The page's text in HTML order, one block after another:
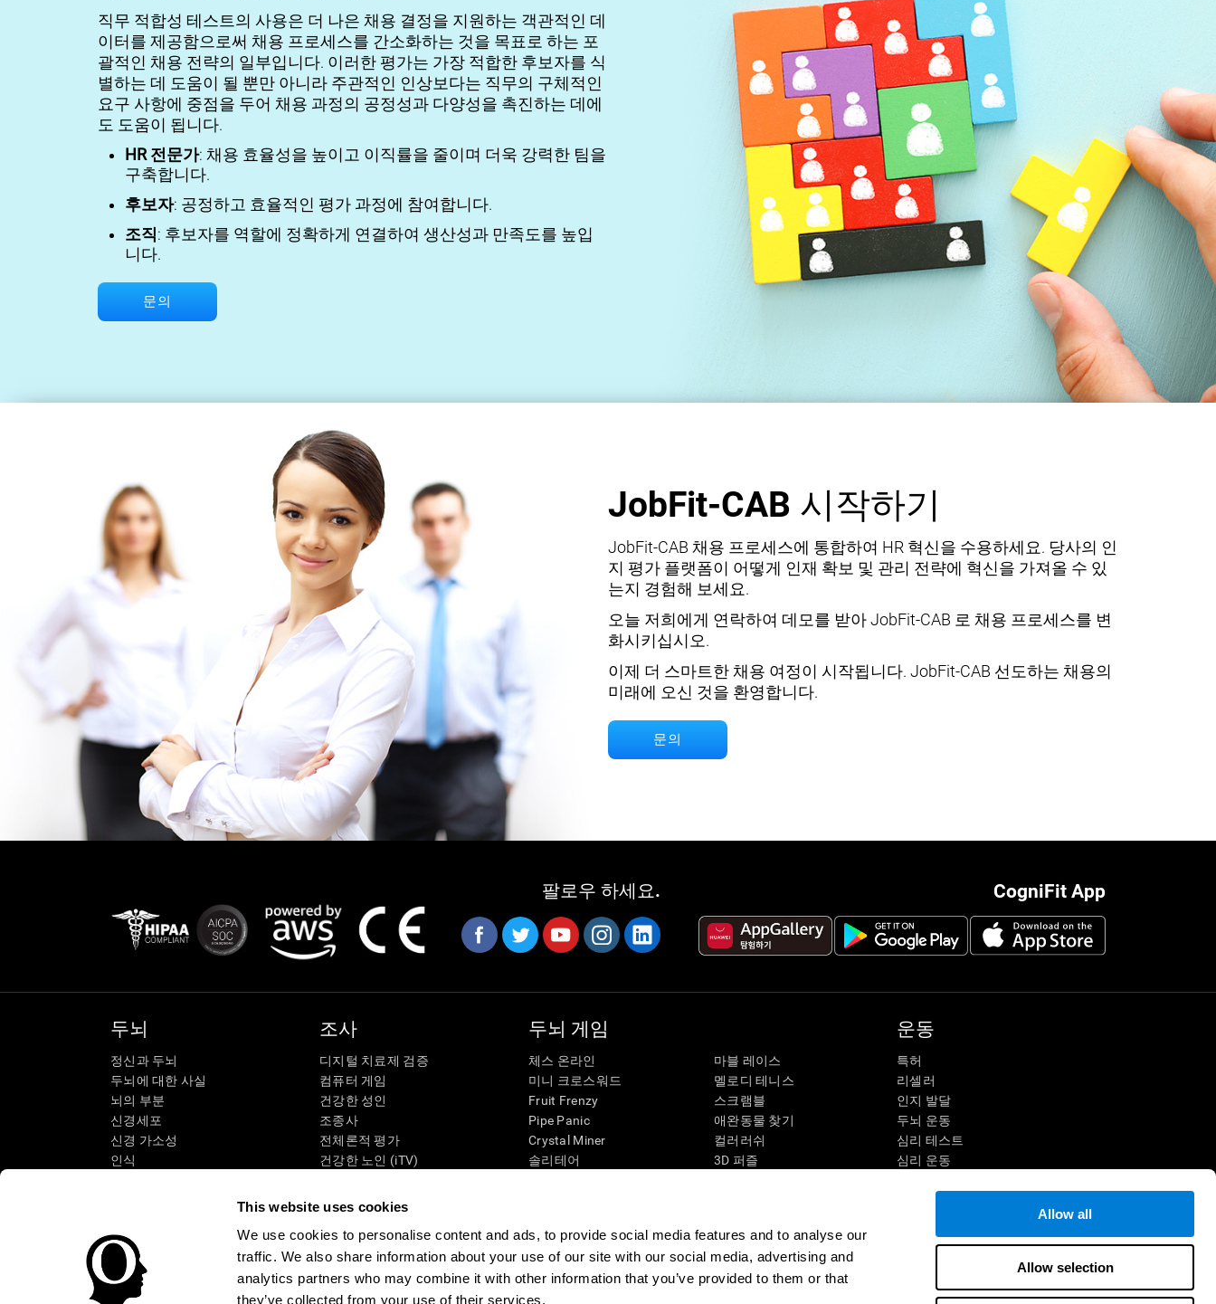
This website uses cookies
We use cookies to personalise content and ads, to provide social media features and to analyse our
traffic. We also share information about your use of our site with our social media, advertising and
analytics partners who may combine it with other information that you’ve provided to them or that
they’ve collected from your use of their services.
Allow all
Allow selection
직무 적합성 테스트의 사용은 더 나은 채용 결정을 지원하는 객관적인 데
이터를 제공함으로써 채용 프로세스를 간소화하는 것을 목표로 하는 포
괄적인 채용 전략의 일부입니다. 이러한 평가는 가장 적합한 후보자를 식
별하는 데 도움이 될 뿐만 아니라 주관적인 인상보다는 직무의 구체적인
요구 사항에 중점을 두어 채용 과정의 공정성과 다양성을 촉진하는 데에
도 도움이 됩니다.
HR 전문가: 채용 효율성을 높이고 이직률을 줄이며 더욱 강력한 팀을
구축합니다.
후보자: 공정하고 효율적인 평가 과정에 참여합니다.
조직: 후보자를 역할에 정확하게 연결하여 생산성과 만족도를 높입
니다.
문의
JobFit-CAB 시작하기
JobFit-CAB 채용 프로세스에 통합하여 HR 혁신을 수용하세요. 당사의 인
지 평가 플랫폼이 어떻게 인재 확보 및 관리 전략에 혁신을 가져올 수 있
는지 경험해 보세요.
오늘 저희에게 연락하여 데모를 받아 JobFit-CAB 로 채용 프로세스를 변
화시키십시오.
이제 더 스마트한 채용 여정이 시작됩니다. JobFit-CAB 선도하는 채용의
미래에 오신 것을 환영합니다.
문의
CogniFit App
팔로우 하세요.
두뇌
정신과 두뇌
두뇌에 대한 사실
뇌의 부분
신경세포
신경 가소성
인식
집행 기능
지각력
주의력
조사
디지털 치료제 검증
컴퓨터 게임
건강한 성인
조종사
전체론적 평가
건강한 노인 (iTV)
노인의 인지 상태
SG4D 분류
두뇌 게임
체스 온라인
미니 크로스워드
Fruit Frenzy
Pipe Panic
Crystal Miner
솔리테어
나를 미치게해
비주얼 크로스 워드
짝 맞추기
수학적 혼돈
마블 레이스
멜로디 테니스
스크램블
애완동물 찾기
컬러러쉬
3D 퍼즐
보드 게임
기억력을 위한 온라인 게임
두뇌 게임
운동
특허
리셀러
인지 발달
두뇌 운동
심리 테스트
심리 운동
독해 이해
IQ 테스트